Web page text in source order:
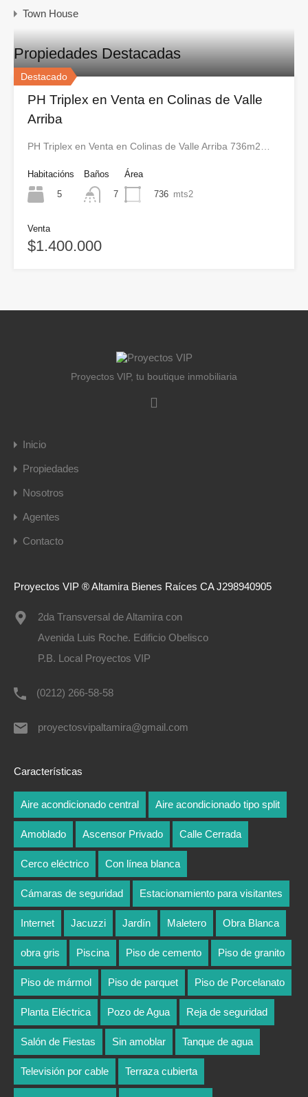
Town House
Propiedades Destacadas
Destacado
PH Triplex en Venta en Colinas de Valle
Arriba
PH Triplex en Venta en Colinas de Valle Arriba 736m2…
Habitacións
5
Baños
7
Área
736 mts2
Venta
$1.400.000
Proyectos VIP, tu boutique inmobiliaria
Inicio
Propiedades
Nosotros
Agentes
Contacto
Proyectos VIP ®️ Altamira Bienes Raíces CA J298940905
2da Transversal de Altamira con
Avenida Luis Roche. Edificio Obelisco
P.B. Local Proyectos VIP
(0212) 266-58-58
proyectosvipaltamira@gmail.com
Características
Aire acondicionado central Aire acondicionado tipo split
Amoblado Ascensor Privado Calle Cerrada
Cerco eléctrico Con línea blanca
Cámaras de seguridad Estacionamiento para visitantes
Internet Jacuzzi Jardín Maletero Obra Blanca
obra gris Piscina Piso de cemento Piso de granito
Piso de mármol Piso de parquet Piso de Porcelanato
Planta Eléctrica Pozo de Agua Reja de seguridad
Salón de Fiestas Sin amoblar Tanque de agua
Televisión por cable Terraza cubierta